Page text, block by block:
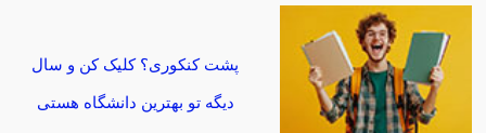
پشت کنکوری؟ کلیک کن و سال
دیگه تو بهترین دانشگاه هستی